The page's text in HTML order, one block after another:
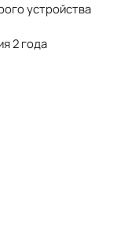
устройства
2 года